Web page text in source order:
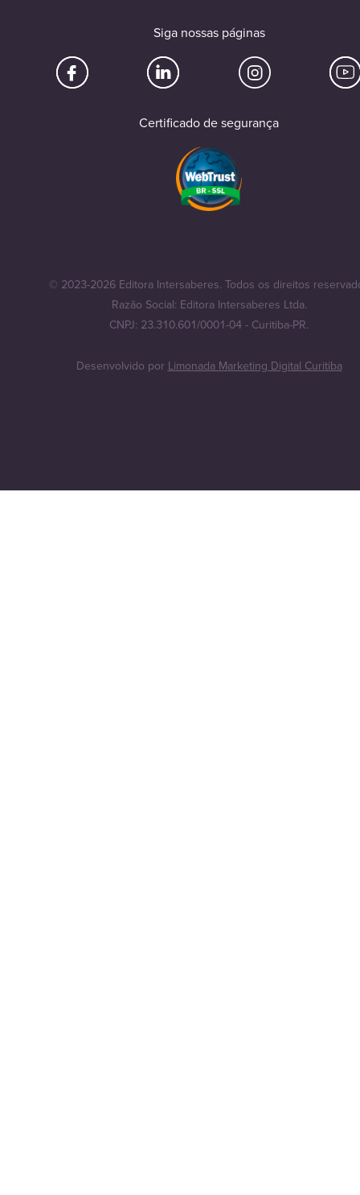
Siga nossas páginas
Certificado de segurança
© 2023-2026 Editora Intersaberes. Todos os direitos
Razão Social: Editora Intersaberes Ltda.
CNPJ: 23.310.601/0001-04 - Curitiba-PR.
Desenvolvido por Limonada Marketing Digital Curitiba